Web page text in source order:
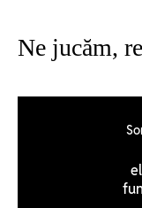
Ne jucăm,